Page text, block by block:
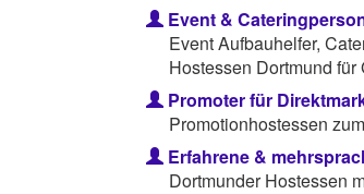
Event &
Event Aufbauhelfer,
Hostessen Dortmund
Promoter für
Promotionhostessen
Erfahrene &
Dortmunder Hostessen